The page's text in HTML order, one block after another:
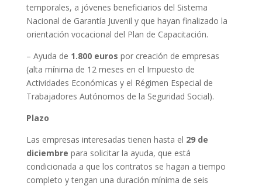
temporales, a jóvenes beneficiarios del Sistema
Nacional de Garantía Juvenil y que hayan finalizado la
orientación vocacional del Plan de Capacitación.
– Ayuda de 1.800 euros por creación de empresas
(alta mínima de 12 meses en el Impuesto de
Actividades Económicas y el Régimen Especial de
Trabajadores Autónomos de la Seguridad Social).
Plazo
Las empresas interesadas tienen hasta el 29 de
diciembre para solicitar la ayuda, que está
condicionada a que los contratos se hagan a tiempo
completo y tengan una duración mínima de seis